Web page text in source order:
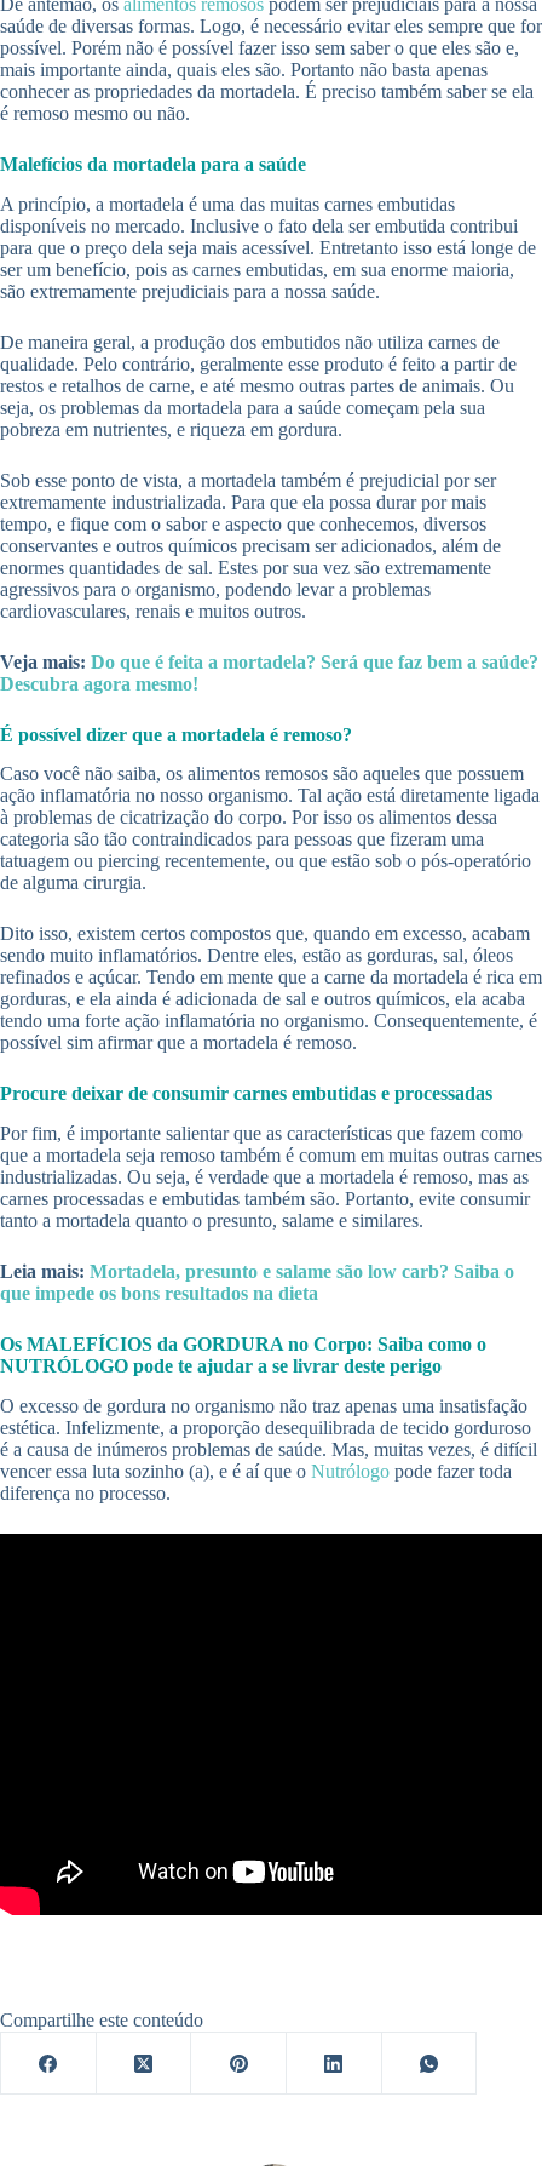
saúde de diversas formas. Logo, é necessário evitar eles sempre que for
possível. Porém não é possível fazer isso sem saber o que eles são e,
mais importante ainda, quais eles são. Portanto não basta apenas
conhecer as propriedades da mortadela. É preciso também saber se ela
é remoso mesmo ou não.
Malefícios da mortadela para a saúde
A princípio, a mortadela é uma das muitas carnes embutidas
disponíveis no mercado. Inclusive o fato dela ser embutida contribui
para que o preço dela seja mais acessível. Entretanto isso está longe de
ser um benefício, pois as carnes embutidas, em sua enorme maioria,
são extremamente prejudiciais para a nossa saúde.
De maneira geral, a produção dos embutidos não utiliza carnes de
qualidade. Pelo contrário, geralmente esse produto é feito a partir de
restos e retalhos de carne, e até mesmo outras partes de animais. Ou
seja, os problemas da mortadela para a saúde começam pela sua
pobreza em nutrientes, e riqueza em gordura.
Sob esse ponto de vista, a mortadela também é prejudicial por ser
extremamente industrializada. Para que ela possa durar por mais
tempo, e fique com o sabor e aspecto que conhecemos, diversos
conservantes e outros químicos precisam ser adicionados, além de
enormes quantidades de sal. Estes por sua vez são extremamente
agressivos para o organismo, podendo levar a problemas
cardiovasculares, renais e muitos outros.
Veja mais: Do que é feita a mortadela? Será que faz bem a saúde?
Descubra agora mesmo!
É possível dizer que a mortadela é remoso?
Caso você não saiba, os alimentos remosos são aqueles que possuem
ação inflamatória no nosso organismo. Tal ação está diretamente ligada
à problemas de cicatrização do corpo. Por isso os alimentos dessa
categoria são tão contraindicados para pessoas que fizeram uma
tatuagem ou piercing recentemente, ou que estão sob o pós-operatório
de alguma cirurgia.
Dito isso, existem certos compostos que, quando em excesso, acabam
sendo muito inflamatórios. Dentre eles, estão as gorduras, sal, óleos
refinados e açúcar. Tendo em mente que a carne da mortadela é rica em
gorduras, e ela ainda é adicionada de sal e outros químicos, ela acaba
tendo uma forte ação inflamatória no organismo. Consequentemente, é
possível sim afirmar que a mortadela é remoso.
Procure deixar de consumir carnes embutidas e processadas
Por fim, é importante salientar que as características que fazem como
que a mortadela seja remoso também é comum em muitas outras carnes
industrializadas. Ou seja, é verdade que a mortadela é remoso, mas as
carnes processadas e embutidas também são. Portanto, evite consumir
tanto a mortadela quanto o presunto, salame e similares.
Leia mais: Mortadela, presunto e salame são low carb? Saiba o
que impede os bons resultados na dieta
Os MALEFÍCIOS da GORDURA no Corpo: Saiba como o
NUTRÓLOGO pode te ajudar a se livrar deste perigo
O excesso de gordura no organismo não traz apenas uma insatisfação
estética. Infelizmente, a proporção desequilibrada de tecido gorduroso
é a causa de inúmeros problemas de saúde. Mas, muitas vezes, é difícil
vencer essa luta sozinho (a), e é aí que o Nutrólogo pode fazer toda
diferença no processo.
Compartilhe este conteúdo